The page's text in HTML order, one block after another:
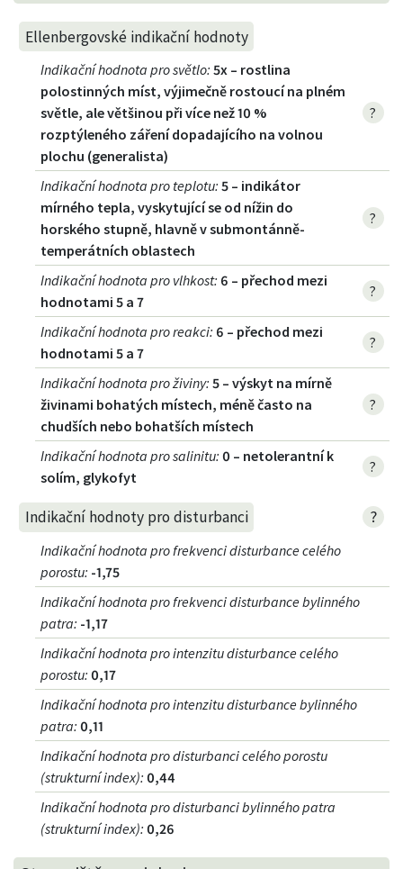
Ellenbergovské indikační hodnoty
Indikační hodnota pro světlo: 5x – rostlina
polostinných míst, výjimečně rostoucí na plném
světle, ale většinou při více než 10 %
rozptýleného záření dopadajícího na volnou
plochu (generalista)
?
Indikační hodnota pro teplotu: 5 – indikátor
mírného tepla, vyskytující se od nížin do
horského stupně, hlavně v submontánně-
temperátních oblastech
?
Indikační hodnota pro vlhkost: 6 – přechod mezi
hodnotami 5 a 7
?
Indikační hodnota pro reakci: 6 – přechod mezi
hodnotami 5 a 7
?
Indikační hodnota pro živiny: 5 – výskyt na mírně
živinami bohatých místech, méně často na
chudších nebo bohatších místech
?
Indikační hodnota pro salinitu: 0 – netolerantní k
solím, glykofyt
?
Indikační hodnoty pro disturbanci ?
Indikační hodnota pro frekvenci disturbance celého
porostu: -1,75
Indikační hodnota pro frekvenci disturbance bylinného
patra: -1,17
Indikační hodnota pro intenzitu disturbance celého
porostu: 0,17
Indikační hodnota pro intenzitu disturbance bylinného
patra: 0,11
Indikační hodnota pro disturbanci celého porostu
(strukturní index): 0,44
Indikační hodnota pro disturbanci bylinného patra
(strukturní index): 0,26